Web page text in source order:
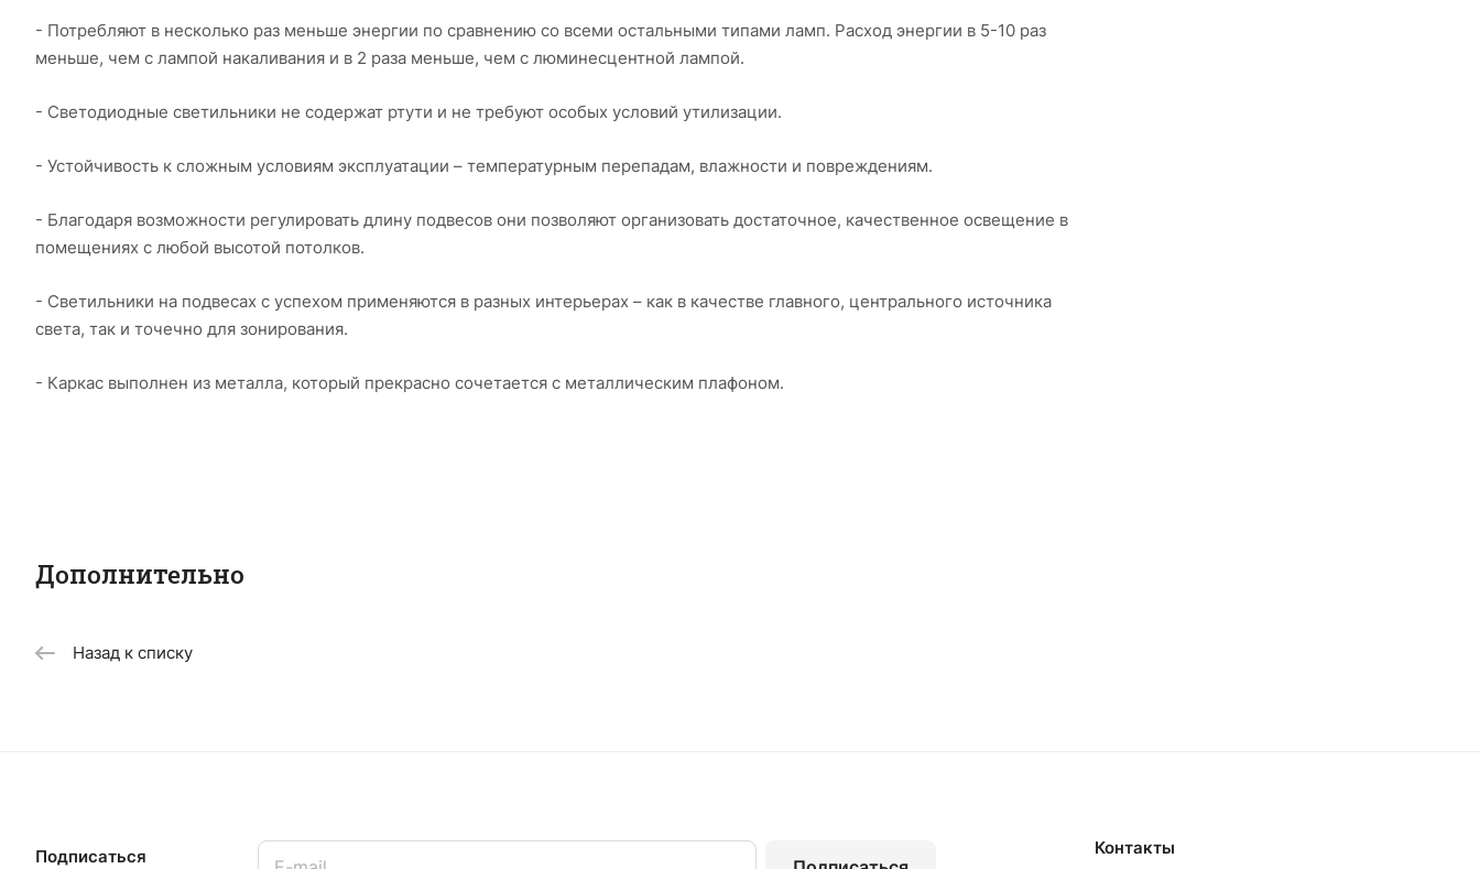
- Потребляют в несколько раз меньше энергии по сравнению со всеми остальными типами ламп. Расход энергии в 5-10 раз
меньше, чем с лампой накаливания и в 2 раза меньше, чем с люминесцентной лампой.
- Светодиодные светильники не содержат ртути и не требуют особых условий утилизации.
- Устойчивость к сложным условиям эксплуатации – температурным перепадам, влажности и повреждениям.
- Благодаря возможности регулировать длину подвесов они позволяют организовать достаточное, качественное освещение в
помещениях с любой высотой потолков.
- Светильники на подвесах с успехом применяются в разных интерьерах – как в качестве главного, центрального источника
света, так и точечно для зонирования.
- Каркас выполнен из металла, который прекрасно сочетается с металлическим плафоном.
Дополнительно
Назад к списку
Подписаться
Контакты